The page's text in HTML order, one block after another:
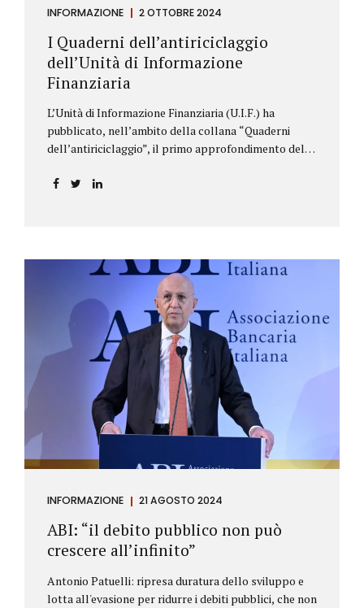
INFORMAZIONE 2 OTTOBRE 2024
I Quaderni dell’antiriciclaggio
dell’Unità di Informazione
Finanziaria
L’Unità di Informazione Finanziaria (U.I.F.) ha
pubblicato, nell’ambito della collana “Quaderni
dell’antiriciclaggio”, il primo approfondimento del
aggiornamenti della normativa e della
riguardano le novità nella disciplina internazionale e
nazionale, e forniscono informazioni su
eventuali consultazioni pubbliche e su pronunce di
particolare rilevanza emesse nell’esercizio
dell’attività giurisdizionale. In questo numero
l’approfondimento è dedicato, in particolare: alla
recente normativa della UE sugli obblighi
antiriciclaggio (c.d. AML Package), tra cui il
Regolamento Antiriciclaggio e la Direttiva AML;
all’AMLA, ovvero alla nuova Autorità europea che
INFORMAZIONE 21 AGOSTO 2024
ABI: “il debito pubblico non può
crescere all’infinito”
Antonio Patuelli: ripresa duratura dello sviluppo e
lotta all'evasione per ridurre i debiti pubblici, che non